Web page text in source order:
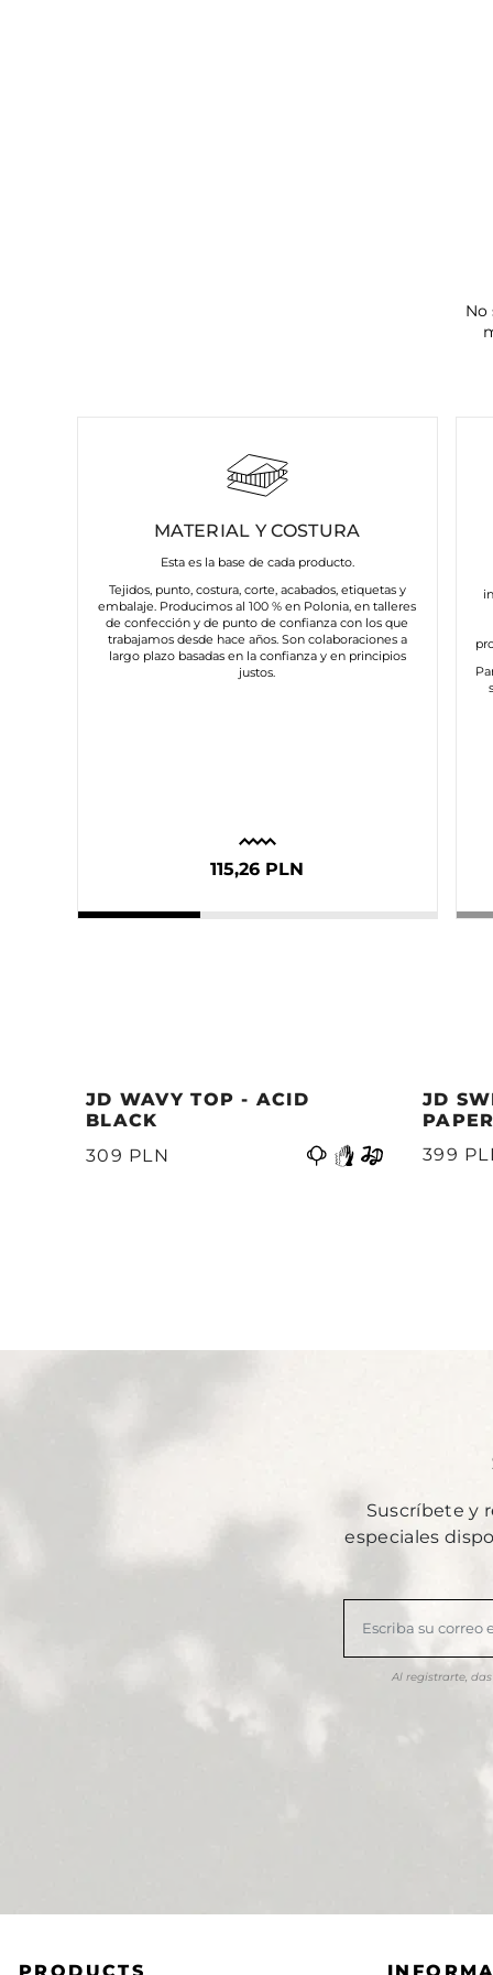
No
MATERIAL Y COSTURA
Esta es la base de cada producto.
Tejidos, punto, costura, corte, acabados, etiquetas y
embalaje. Producimos al 100 % en Polonia, en talleres
de confección y de punto de confianza con los que
trabajamos desde hace años. Son colaboraciones a
largo plazo basadas en la confianza y en principios
justos.
115,26 PLN
JD WAVY TOP - ACID
BLACK
309 PLN
JD
399
Anterior
Suscríbete y
especiales
Al registrarte,